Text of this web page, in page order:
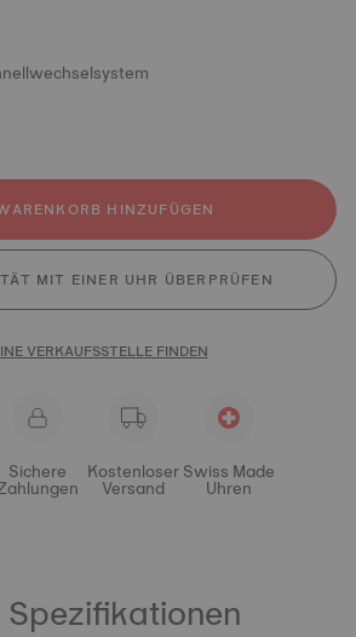
HINZUFÜGEN
MIT EINER UHR ÜBERPRÜFEN
VERKAUFSSTELLE FINDEN
Sichere Kostenloser
Versand
Swiss Made
Uhren